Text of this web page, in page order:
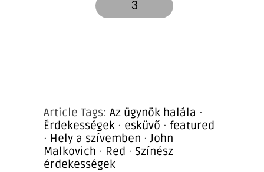
3
Article Tags: Az ügynök halála ·
Érdekességek · esküvő · featured
· Hely a szívemben · John
Malkovich · Red · Színész
érdekességek